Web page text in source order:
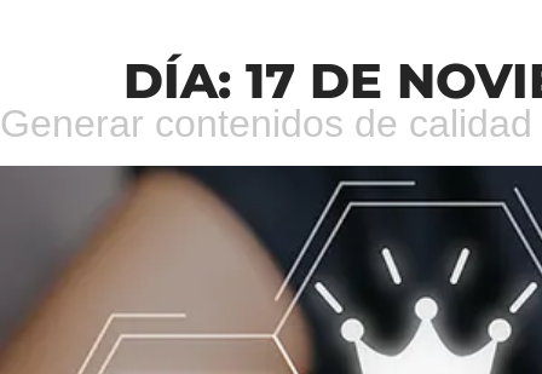
DÍA: 17 DE
Generar contenidos de